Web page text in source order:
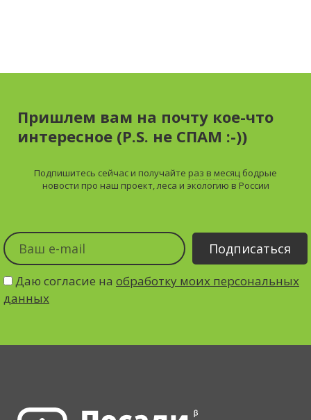
Пришлем вам на почту кое-что
интересное (P.S. не СПАМ :-))
Подпишитесь сейчас и получайте раз в месяц бодрые
новости про наш проект, леса и экологию в России
Даю согласие на обработку моих персональных
данных